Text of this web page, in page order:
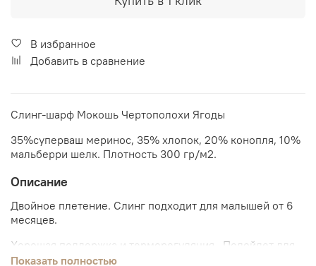
В избранное
Добавить в сравнение
Слинг-шарф Мокошь Чертополохи Ягоды
35%суперваш меринос, 35% хлопок, 20% конопля, 10%
мальберри шелк. Плотность 300 гр/м2.
Описание
Двойное плетение. Слинг подходит для малышей от 6
месяцев.
Хорошая поддержка и терморегуляция. Подойдет для
прохладного и холодного времени года.
Показать полностью